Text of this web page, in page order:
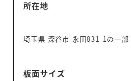
所在地
埼玉県 深谷市 永田831-1の一部
板面サイズ